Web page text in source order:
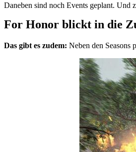
Daneben sind noch Events geplant. Und
For Honor blickt in die
Das gibt es zudem: Neben den Seasons